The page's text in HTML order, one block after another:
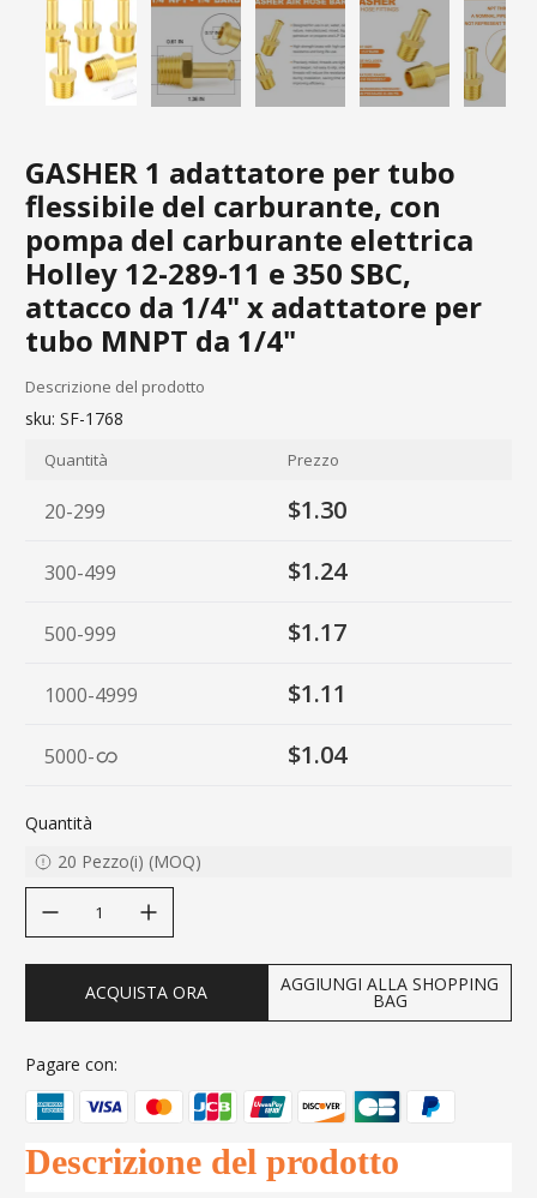
GASHER 1 adattatore per tubo
flessibile del carburante, con
pompa del carburante elettrica
Holley 12-289-11 e 350 SBC,
attacco da 1/4" x adattatore per
tubo MNPT da 1/4"
Descrizione del prodotto
sku: SF-1768
Quantità Prezzo
20-299 $1.30
300-499 $1.24
500-999 $1.17
1000-4999 $1.11
5000- $1.04
Quantità
20 Pezzo(i) (MOQ)
ACQUISTA ORA AGGIUNGI ALLA SHOPPING
BAG
Pagare con:
Descrizione del prodotto